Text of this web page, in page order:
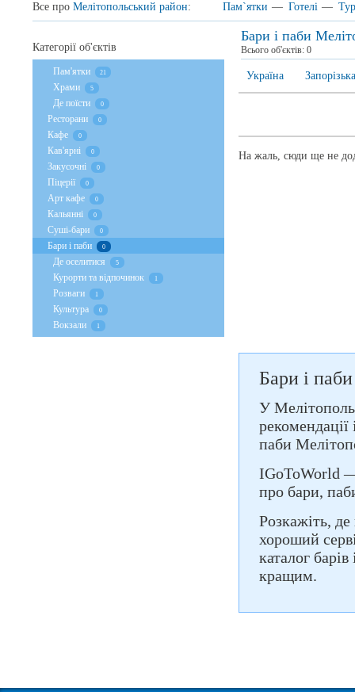
Все про Мелітопольський район: Пам`ятки — Готелі —
Бари і паби
Всього об'єктів: 0
Україна
На жаль, сюди ще не
Бари і
У
паби
IGoToWorld —
про бари,
Розкажіть,
хороший
каталог
кращим.
Категорії об'єктів
Пам'ятки 21
Храми 5
Де поїсти 0
Ресторани 0
Кафе 0
Кав'ярні 0
Закусочні 0
Піцерії 0
Арт кафе 0
Кальянні 0
Суші-бари 0
Бари і паби 0
Де оселитися 5
Курорти та відпочинок 1
Розваги 1
Культура 0
Вокзали 1